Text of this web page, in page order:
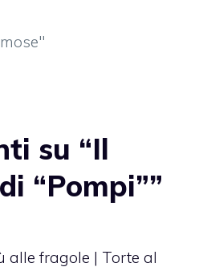
su “Il
“Pompi””
alle fragole | Torte al